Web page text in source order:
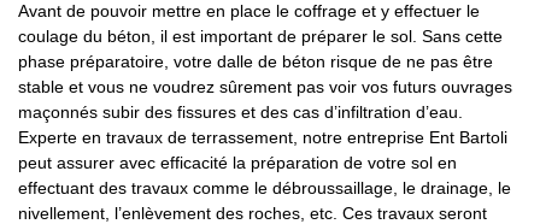
Avant de pouvoir mettre en place le coffrage et y effectuer le
coulage du béton, il est important de préparer le sol. Sans cette
phase préparatoire, votre dalle de béton risque de ne pas être
stable et vous ne voudrez sûrement pas voir vos futurs ouvrages
maçonnés subir des fissures et des cas d’infiltration d’eau.
Experte en travaux de terrassement, notre entreprise Ent Bartoli
peut assurer avec efficacité la préparation de votre sol en
effectuant des travaux comme le débroussaillage, le drainage, le
nivellement, l’enlèvement des roches, etc. Ces travaux seront